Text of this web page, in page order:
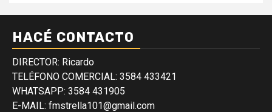
HACÉ CONTACTO
DIRECTOR: Ricardo
TELÉFONO COMERCIAL: 3584 433421
WHATSAPP: 3584 431905
E-MAIL: fmstrella101@gmail.com